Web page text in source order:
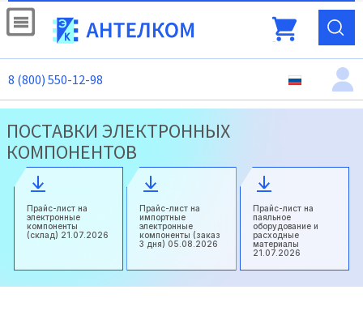
8 (800) 550-12-98
ПОСТАВКИ ЭЛЕКТРОННЫХ
КОМПОНЕНТОВ
Прайс-лист на
электронные
компоненты
(склад) 21.07.2026
Прайс-лист на
импортные
электронные
компоненты (заказ
3 дня) 05.08.2026
Прайс-лист на
паяльное
оборудование и
расходные
материалы
21.07.2026